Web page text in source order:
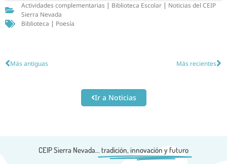
Actividades complementarias | Biblioteca Escolar | Noticias del CEIP
Sierra Nevada
Biblioteca | Poesía
Más antiguas Más recientes
Ir a Noticias
CEIP Sierra Nevada... tradición, innovación y futuro